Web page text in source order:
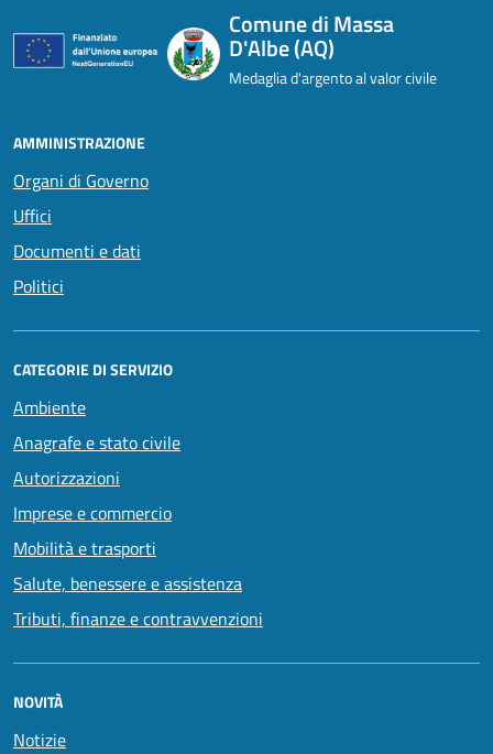
Comune di Massa
D'Albe (AQ)
Medaglia d'argento al valor civile
AMMINISTRAZIONE
Organi di Governo
Uffici
Documenti e dati
Politici
CATEGORIE DI SERVIZIO
Ambiente
Anagrafe e stato civile
Autorizzazioni
Imprese e commercio
Mobilità e trasporti
Salute, benessere e assistenza
Tributi, finanze e contravvenzioni
NOVITÀ
Notizie